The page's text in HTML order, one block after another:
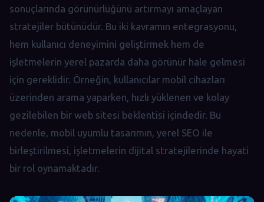
sonuçlarında görünürlüğünü artırmayı amaçlayan
stratejiler bütünüdür. Bu iki kavramın entegrasyonu,
hem kullanıcı deneyimini geliştirmek hem de
işletmelerin yerel pazarda daha görünür hale gelmesi
için gereklidir. Örneğin, kullanıcılar mobil cihazları
üzerinden arama yaparken, hızlı yüklenen ve kolay
gezilebilen bir web sitesi beklentisi içindedir. Bu
nedenle, mobil uyumlu tasarımın, yerel SEO ile
birleştirilmesi, işletmelerin dijital stratejilerinde hayati
bir rol oynamaktadır.